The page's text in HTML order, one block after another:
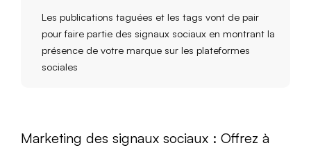
Les publications taguées et les tags vont de pair
pour faire partie des signaux sociaux en montrant la
présence de votre marque sur les plateformes
sociales
Marketing des signaux sociaux : Offrez à